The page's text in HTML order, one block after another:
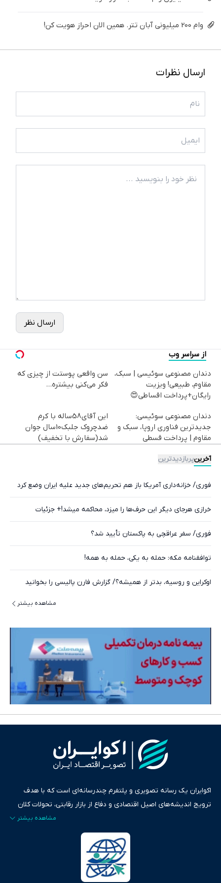
وام 200 میلیونی آبان تتر. همین الان احراز هویت کن!
ارسال نظرات
ارسال نظر
از سراسر وب
دندان مصنوعی سوئیسی | سبک،
مقاوم، طبیعی! ویزیت
رایگان+پرداخت اقساطی😍
سن واقعی پوستت از چیزی که
فکر می‌کنی بیشتره...
دندان مصنوعی سوئیسی:
جدیدترین فناوری اروپا، سبک و
مقاوم | پرداخت قسطی
این آقای58ساله با کرم
ضدچروک جلبک10سال جوان
شد(سفارش با تخفیف)
آخرینپربازدیدترین
فوری/ خزانه‌داری آمریکا باز هم تحریم‌های جدید علیه ایران وضع کرد
خرازی هرجای دیگر این حرف‌ها را میزد، محاکمه میشد!+ جزئیات
فوری/ سفر عراقچی به پاکستان تأیید شد؟
توافقنامه مکه: حمله به یکی، حمله به همه!
اوکراین و روسیه، بدتر از همیشه؟/ گزارش فارن پالیسی را بخوانید
مشاهده بیشتر
اکوایران یک رسانه تصویری و پلتفرم چندرسانه‌ای است که با هدف
ترویج اندیشه‌های اصیل اقتصادی و دفاع از بازار رقابتی، تحولات کلان
ایران و جهان را در قالب‌های ویدیو، پادکست، متن و گزارش‌های تحلیلی
پایش می‌کند. این رسانه به عنوان منبعی دقیق و قابل اعتماد، فراتر از
اطلاع‌رسانی صرف، به تبیین سیاست‌ها و کارکردهای بازارهای مالی،
سرمایه‌گذاری، تجارت و حوزه‌های نوظهور می‌پردازد. اکوایران با پایبندی
به اصول «انصاف، امانت و صداقت»، بستری برای انعکاس آراء متنوع